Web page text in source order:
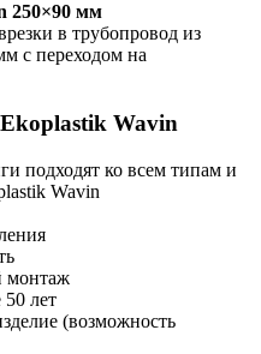
250×90 мм
в трубопровод из
с переходом на
Wavin
подходят ко всем типам и
Wavin
монтаж
50 лет
(возможность